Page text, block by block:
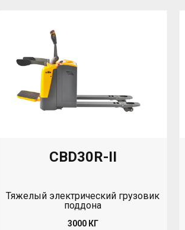
CBD30R-II
Тяжелый электрический грузовик
поддона
3000 КГ